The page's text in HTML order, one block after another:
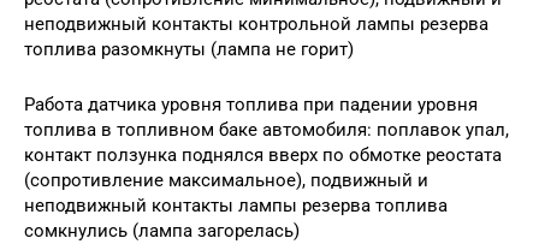
неподвижный контакты контрольной лампы резерва
топлива разомкнуты (лампа не горит)
Работа датчика уровня топлива при падении уровня
топлива в топливном баке автомобиля: поплавок упал,
контакт ползунка поднялся вверх по обмотке реостата
(сопротивление максимальное), подвижный и
неподвижный контакты лампы резерва топлива
сомкнулись (лампа загорелась)